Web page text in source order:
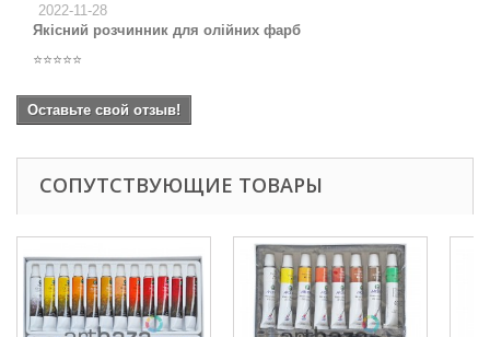
2022-11-28
Якісний розчинник для олійних фарб
⭐⭐⭐⭐⭐
Оставьте свой отзыв!
СОПУТСТВУЮЩИЕ ТОВАРЫ